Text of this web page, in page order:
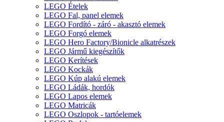
LEGO Ételek
LEGO Fal, panel elemek
LEGO Fordító - záró - akasztó elemek
LEGO Forgó elemek
LEGO Hero Factory/Bionicle alkatrészek
LEGO Jármű kiegészítők
LEGO Kerítések
LEGO Kockák
LEGO Kúp alakú elemek
LEGO Ládák, hordók
LEGO Lapos elemek
LEGO Matricák
LEGO Oszlopok - tartóelemek